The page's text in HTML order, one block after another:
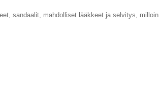
sandaalit, mahdolliset lääkkeet ja selvitys, milloin